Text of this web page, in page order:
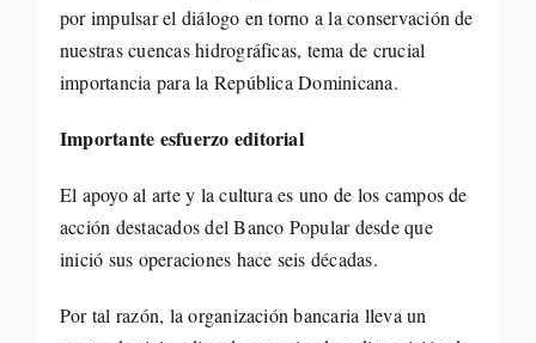
por impulsar el diálogo en torno a la conservación de
nuestras cuencas hidrográficas, tema de crucial
importancia para la República Dominicana.
Importante esfuerzo editorial
El apoyo al arte y la cultura es uno de los campos de
acción destacados del Banco Popular desde que
inició sus operaciones hace seis décadas.
Por tal razón, la organización bancaria lleva un